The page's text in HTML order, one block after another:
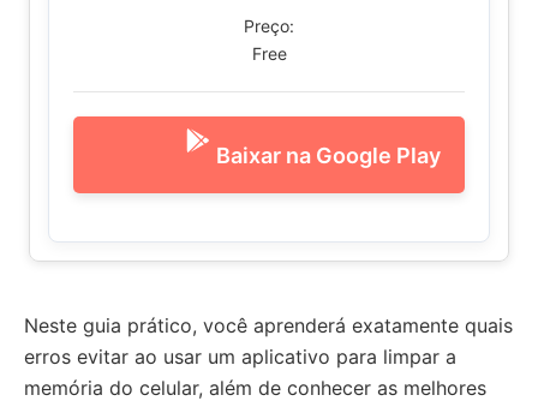
Preço:
Free
Baixar na Google Play
Neste guia prático, você aprenderá exatamente quais
erros evitar ao usar um aplicativo para limpar a
memória do celular, além de conhecer as melhores